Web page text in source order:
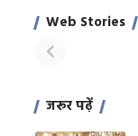
Web Stories
साहिल खान
जरूर पढ़ें